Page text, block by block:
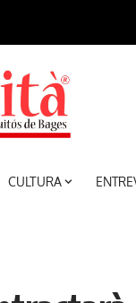
CULTURA